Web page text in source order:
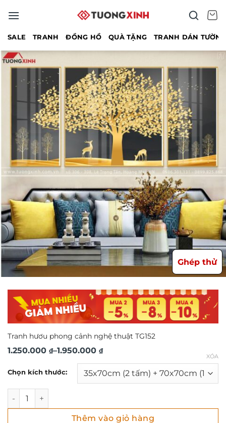
qua
SALE TRANH ĐỒNG HỒ QUÀ TẶNG TRANH DÁN
Ghép thử
Tranh hươu phong cảnh nghệ thuật TG152
1.250.000 ₫–1.950.000 ₫
Khoảng
1.250.000 ₫
đến
Chọn kích thước:
XÓA
Tranh hươu phong cảnh nghệ thuật TG152 số lượng
Thêm vào giỏ hàng